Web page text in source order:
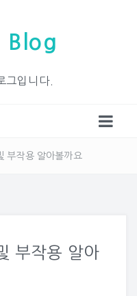
Blog
그입니다.
부작용 알아볼까요
부작용 알아